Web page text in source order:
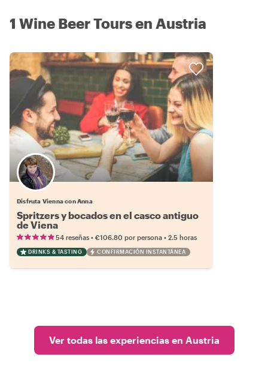
1 Wine Beer Tours en Austria
Disfruta Vienna con Anna
Spritzers y bocados en el casco antiguo
de Viena
54 reseñas • €106.80 por persona • 2.5 horas
DRINKS & TASTING CONFIRMACIÓN INSTANTÁNEA
Ver todas las experiencias en Austria